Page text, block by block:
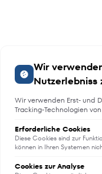
Wir
Nutzerlebniss
Wir verwenden Erst- und
Tracking-Technologien
Sie anzupassen,
Werbung über unsere
Internet und über Social-
Browsing-Verhalten und
Erforderliche Cookies
Diese Cookies sind zur
können in Ihren Systemen
Aktionen gesetzt, die einer
Cookies zur Analyse
Angebote,
Erfahren Sie als